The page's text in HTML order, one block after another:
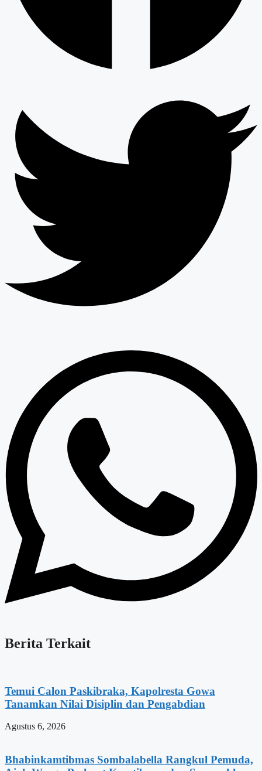
Berita Terkait
Temui Calon Paskibraka, Kapolresta Gowa
Tanamkan Nilai Disiplin dan Pengabdian
Agustus 6, 2026
Bhabinkamtibmas Sombalabella Rangkul Pemuda,